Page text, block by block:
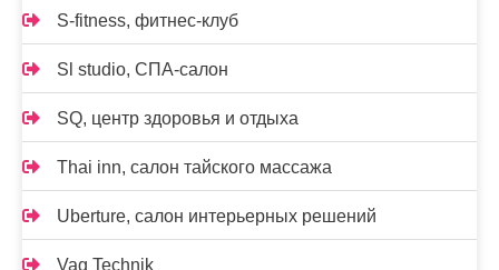
S-fitness, фитнес-клуб
Sl studio, СПА-салон
SQ, центр здоровья и отдыха
Thai inn, салон тайского массажа
Uberture, салон интерьерных решений
Vag Technik